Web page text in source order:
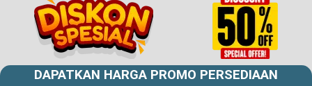
DAPATKAN HARGA PROMO PERSEDIAAN